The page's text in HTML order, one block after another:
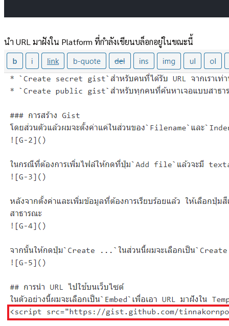
นำ URL มาฝังใน Platform ที่กำลังเขียนบล็อกอยู่ในขณะนี้